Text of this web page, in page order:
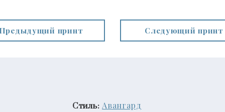
принт Следующий принт
Стиль: Авангард